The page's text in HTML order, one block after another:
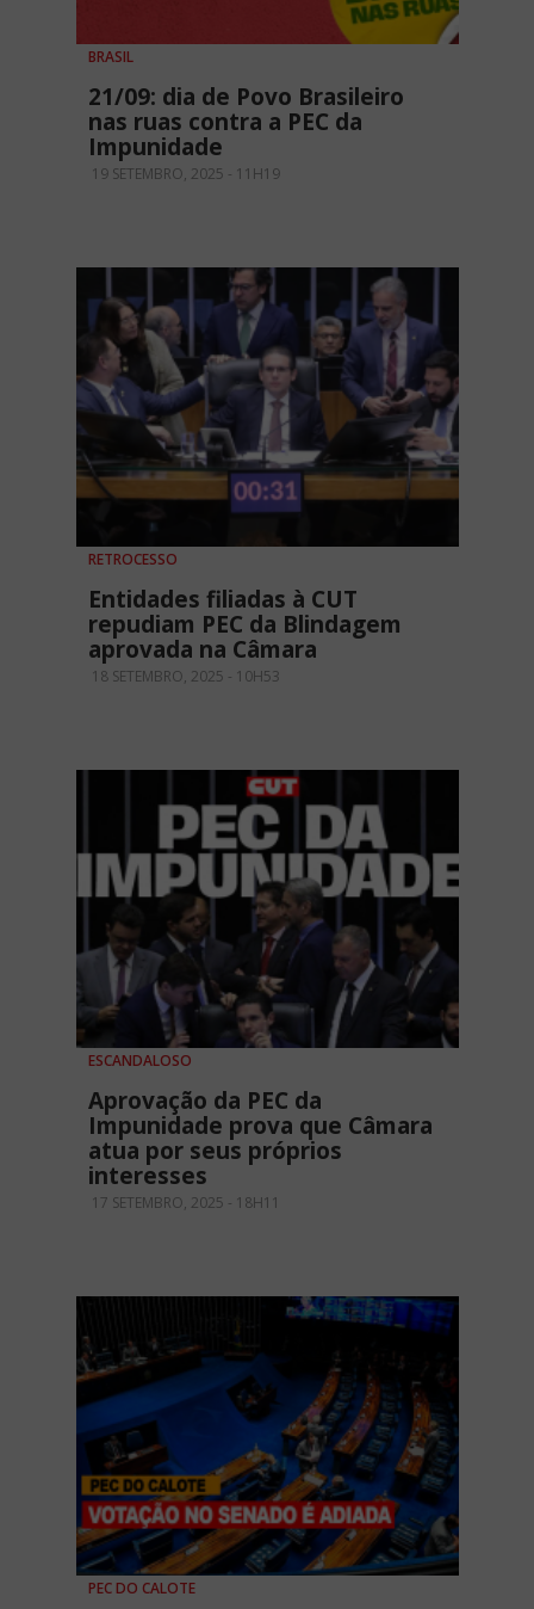
BRASIL
21/09: dia de Povo Brasileiro
nas ruas contra a PEC da
Impunidade
19 SETEMBRO, 2025 - 11H19
RETROCESSO
Entidades filiadas à CUT
repudiam PEC da Blindagem
aprovada na Câmara
18 SETEMBRO, 2025 - 10H53
ESCANDALOSO
Aprovação da PEC da
Impunidade prova que Câmara
atua por seus próprios
interesses
17 SETEMBRO, 2025 - 18H11
PEC DO CALOTE